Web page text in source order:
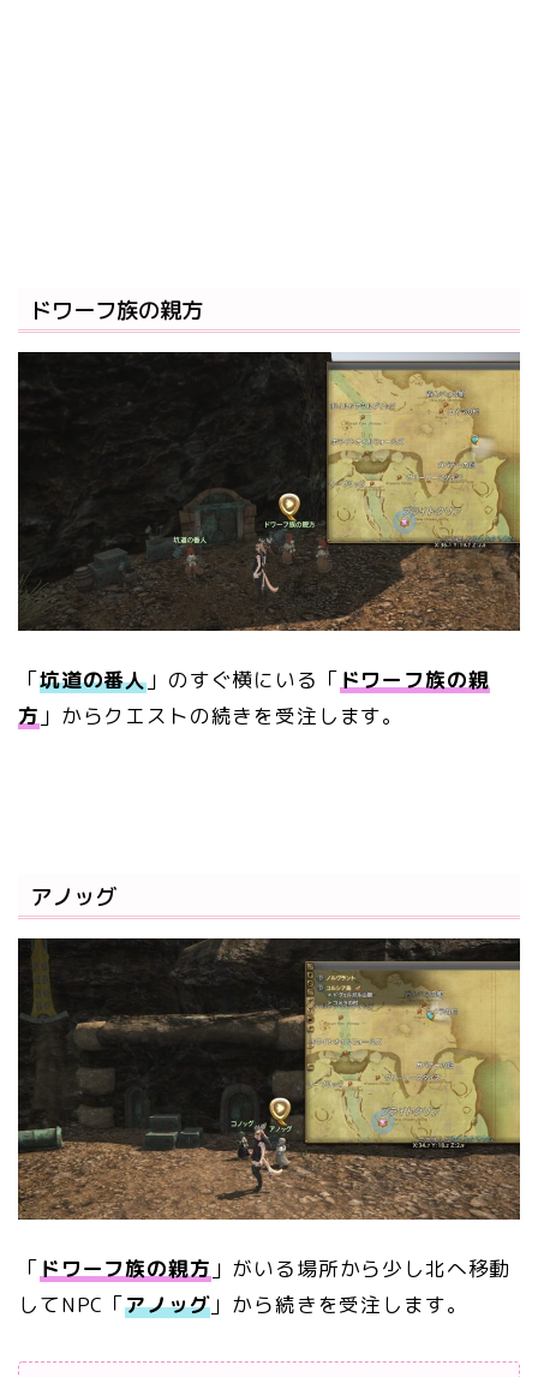
ドワーフ族の親方
「坑道の番人 」のすぐ横にいる「 ドワーフ族の親
方 」からクエストの続きを受注します。
アノッグ
「 ドワーフ族の親方 」がいる場所から少し北へ移動
してNPC「アノッグ 」から続きを受注します。